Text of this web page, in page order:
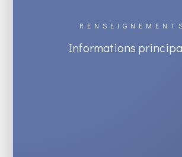
RENSEIGNEMENTS
Informations